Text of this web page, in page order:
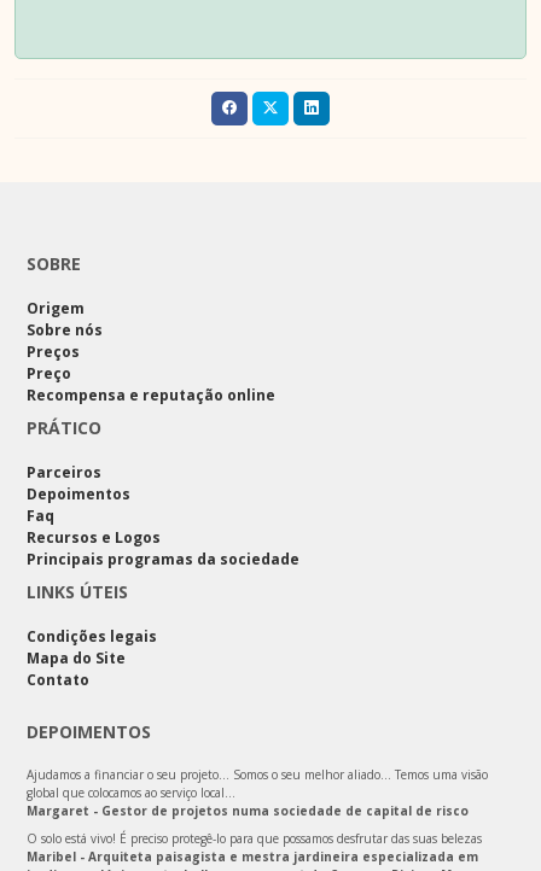
SOBRE
Origem
Sobre nós
Preços
Preço
Recompensa e reputação online
PRÁTICO
Parceiros
Depoimentos
Faq
Recursos e Logos
Principais programas da sociedade
LINKS ÚTEIS
Condições legais
Mapa do Site
Contato
DEPOIMENTOS
Ajudamos a financiar o seu projeto… Somos o seu melhor aliado… Temos uma visão
global que colocamos ao serviço local…
Margaret - Gestor de projetos numa sociedade de capital de risco
O solo está vivo! É preciso protegê-lo para que possamos desfrutar das suas belezas
Maribel - Arquiteta paisagista e mestra jardineira especializada em